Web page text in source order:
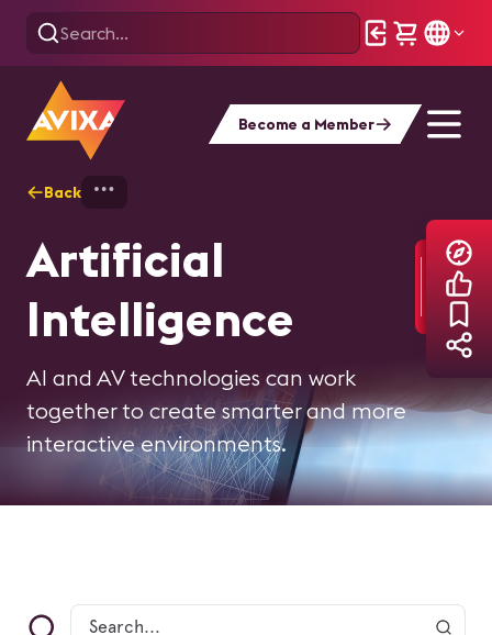
Become a Member
Back
Artificial
Intelligence
AI and AV technologies can work
together to create smarter and more
interactive environments.